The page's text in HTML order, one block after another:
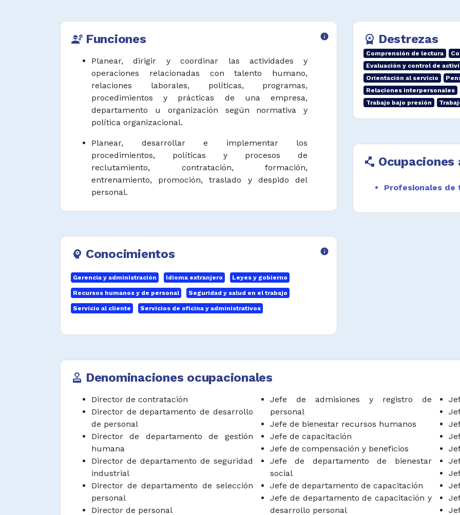
engineering Funciones info
Planear, dirigir y coordinar las actividades y
operaciones relacionadas con talento humano,
relaciones laborales, políticas, programas,
procedimientos y prácticas de una empresa,
departamento u organización según normativa y
política organizacional.
Planear, desarrollar e implementar los
procedimientos, políticas y procesos de
reclutamiento, contratación, formación,
entrenamiento, promoción, traslado y despido del
personal.
Planear, estructurar y organizar manuales de
procedimientos sobre fijación de la escala y niveles
salariales, celebrar consultas con los trabajadores
Coordinar, supervisar y verificar el cumplimiento del
reglamento interno de trabajo y los programas de
salud, bienestar, seguridad y actividades afines del
Establecer, organizar y dirigir los procedimientos
operativos, administrativos y estrategias de
comunicación organizacional de acuerdo a normativa
y política institucional.
Controlar el desarrollo y la puesta en práctica de
sistemas de información sobre gestión.
Negociar acuerdos colectivos y mediar las relaciones
laborales que mantengan un buen clima
organizacional según normativa.
psychology Conocimientos info
Gerencia y administración Idioma extranjero Leyes y gobierno
Recursos humanos y de personal Seguridad y salud en el trabajo
Servicio al cliente Servicios de oficina y administrativos
workspace_premium Destrezas
Comprensión de lectura
Evaluación y control de
Orientación al servicio
Relaciones interpersonales
Trabajo bajo presión
polyline Ocupaciones
Profesionales de
approval Denominaciones ocupacionales
Director de contratación
Director de departamento de desarrollo
de personal
Director de departamento de gestión
humana
Director de departamento de seguridad
industrial
Director de departamento de selección
personal
Director de personal
Jefe de admisiones y registro de
personal
Jefe de bienestar recursos humanos
Jefe de capacitación
Jefe de compensación y beneficios
Jefe de departamento de bienestar
social
Jefe de departamento de capacitación
Jefe de departamento de capacitación y
desarrollo personal